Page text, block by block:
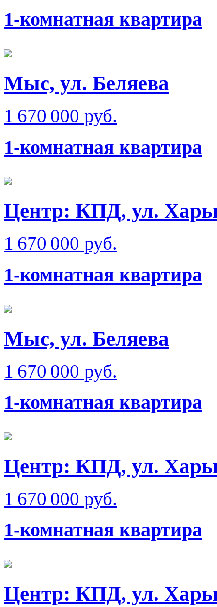
1-комнатная квартира
Мыс, ул. Беляева
1 670 000 руб.
1-комнатная квартира
Центр: КПД, ул.
1 670 000 руб.
1-комнатная квартира
Мыс, ул. Беляева
1 670 000 руб.
1-комнатная квартира
Центр: КПД, ул.
1 670 000 руб.
1-комнатная квартира
Центр: КПД, ул.